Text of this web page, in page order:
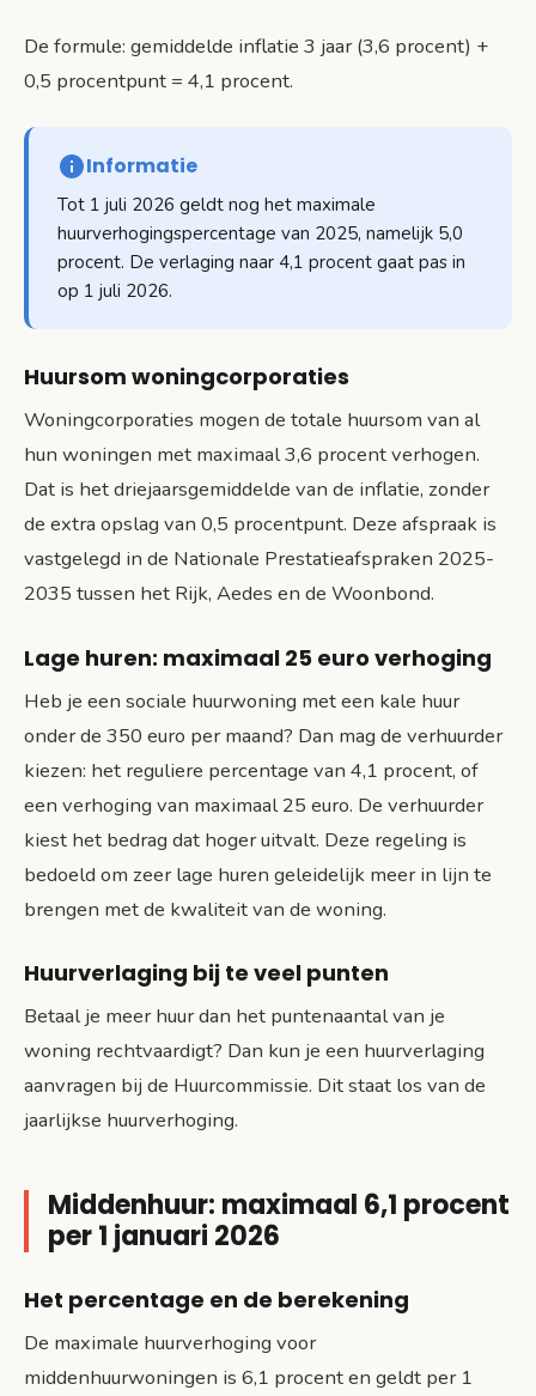
De formule: gemiddelde inflatie 3 jaar (3,6 procent) +
0,5 procentpunt = 4,1 procent.
Informatie
Tot 1 juli 2026 geldt nog het maximale
huurverhogingspercentage van 2025, namelijk 5,0
procent. De verlaging naar 4,1 procent gaat pas in
op 1 juli 2026.
Huursom woningcorporaties
Woningcorporaties mogen de totale huursom van al
hun woningen met maximaal 3,6 procent verhogen.
Dat is het driejaarsgemiddelde van de inflatie, zonder
de extra opslag van 0,5 procentpunt. Deze afspraak is
vastgelegd in de Nationale Prestatieafspraken 2025-
2035 tussen het Rijk, Aedes en de Woonbond.
Lage huren: maximaal 25 euro verhoging
Heb je een sociale huurwoning met een kale huur
onder de 350 euro per maand? Dan mag de verhuurder
kiezen: het reguliere percentage van 4,1 procent, of
een verhoging van maximaal 25 euro. De verhuurder
kiest het bedrag dat hoger uitvalt. Deze regeling is
bedoeld om zeer lage huren geleidelijk meer in lijn te
brengen met de kwaliteit van de woning.
Huurverlaging bij te veel punten
Betaal je meer huur dan het puntenaantal van je
woning rechtvaardigt? Dan kun je een huurverlaging
aanvragen bij de Huurcommissie. Dit staat los van de
jaarlijkse huurverhoging.
Middenhuur: maximaal 6,1 procent
per 1 januari 2026
Het percentage en de berekening
De maximale huurverhoging voor
middenhuurwoningen is 6,1 procent en geldt per 1